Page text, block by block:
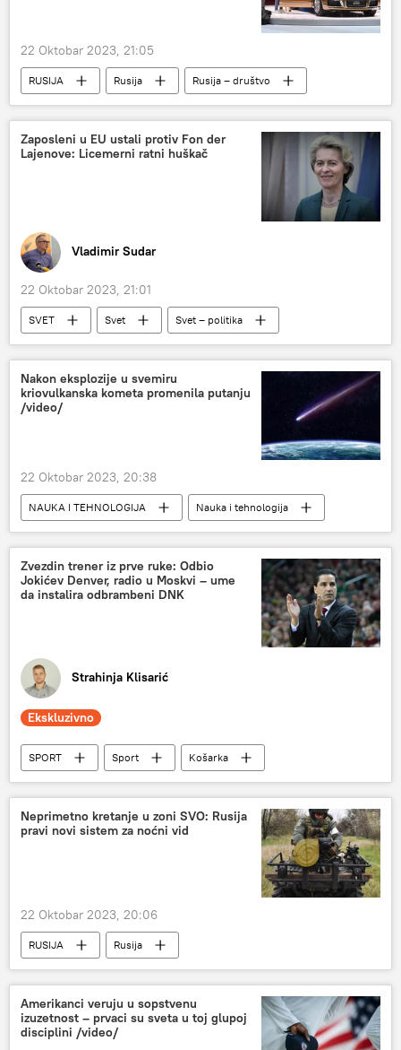
22 Oktobar 2023, 21:05
RUSIJA Rusija
Rusija – društvo
Automobili
Zaposleni u EU ustali protiv Fon der
Lajenove: Licemerni ratni huškač
Vladimir Sudar
22 Oktobar 2023, 21:01
SVET Svet
Svet – politika
Evropska unija (EU)
Ursula fon der Lajen
izraelsko-palestinski sukob
Analize i mišljenja
Nakon eksplozije u svemiru
kriovulkanska kometa promenila putanju
/video/
22 Oktobar 2023, 20:38
NAUKA I TEHNOLOGIJA
Nauka i tehnologija
Svemir
Zvezdin trener iz prve ruke: Odbio
Jokićev Denver, radio u Moskvi – ume
da instalira odbrambeni DNK
Strahinja Klisarić
Ekskluzivno
SPORT Sport
Košarka
KK Crvena zvezda
Neprimetno kretanje u zoni SVO: Rusija
pravi novi sistem za noćni vid
22 Oktobar 2023, 20:06
RUSIJA
Rusija
Rusija – vojska i naoružanje
Specijalna vojna operacija u Ukrajini – vesti
Amerikanci veruju u sopstvenu
izuzetnost – prvaci su sveta u toj glupoj
disciplini /video/